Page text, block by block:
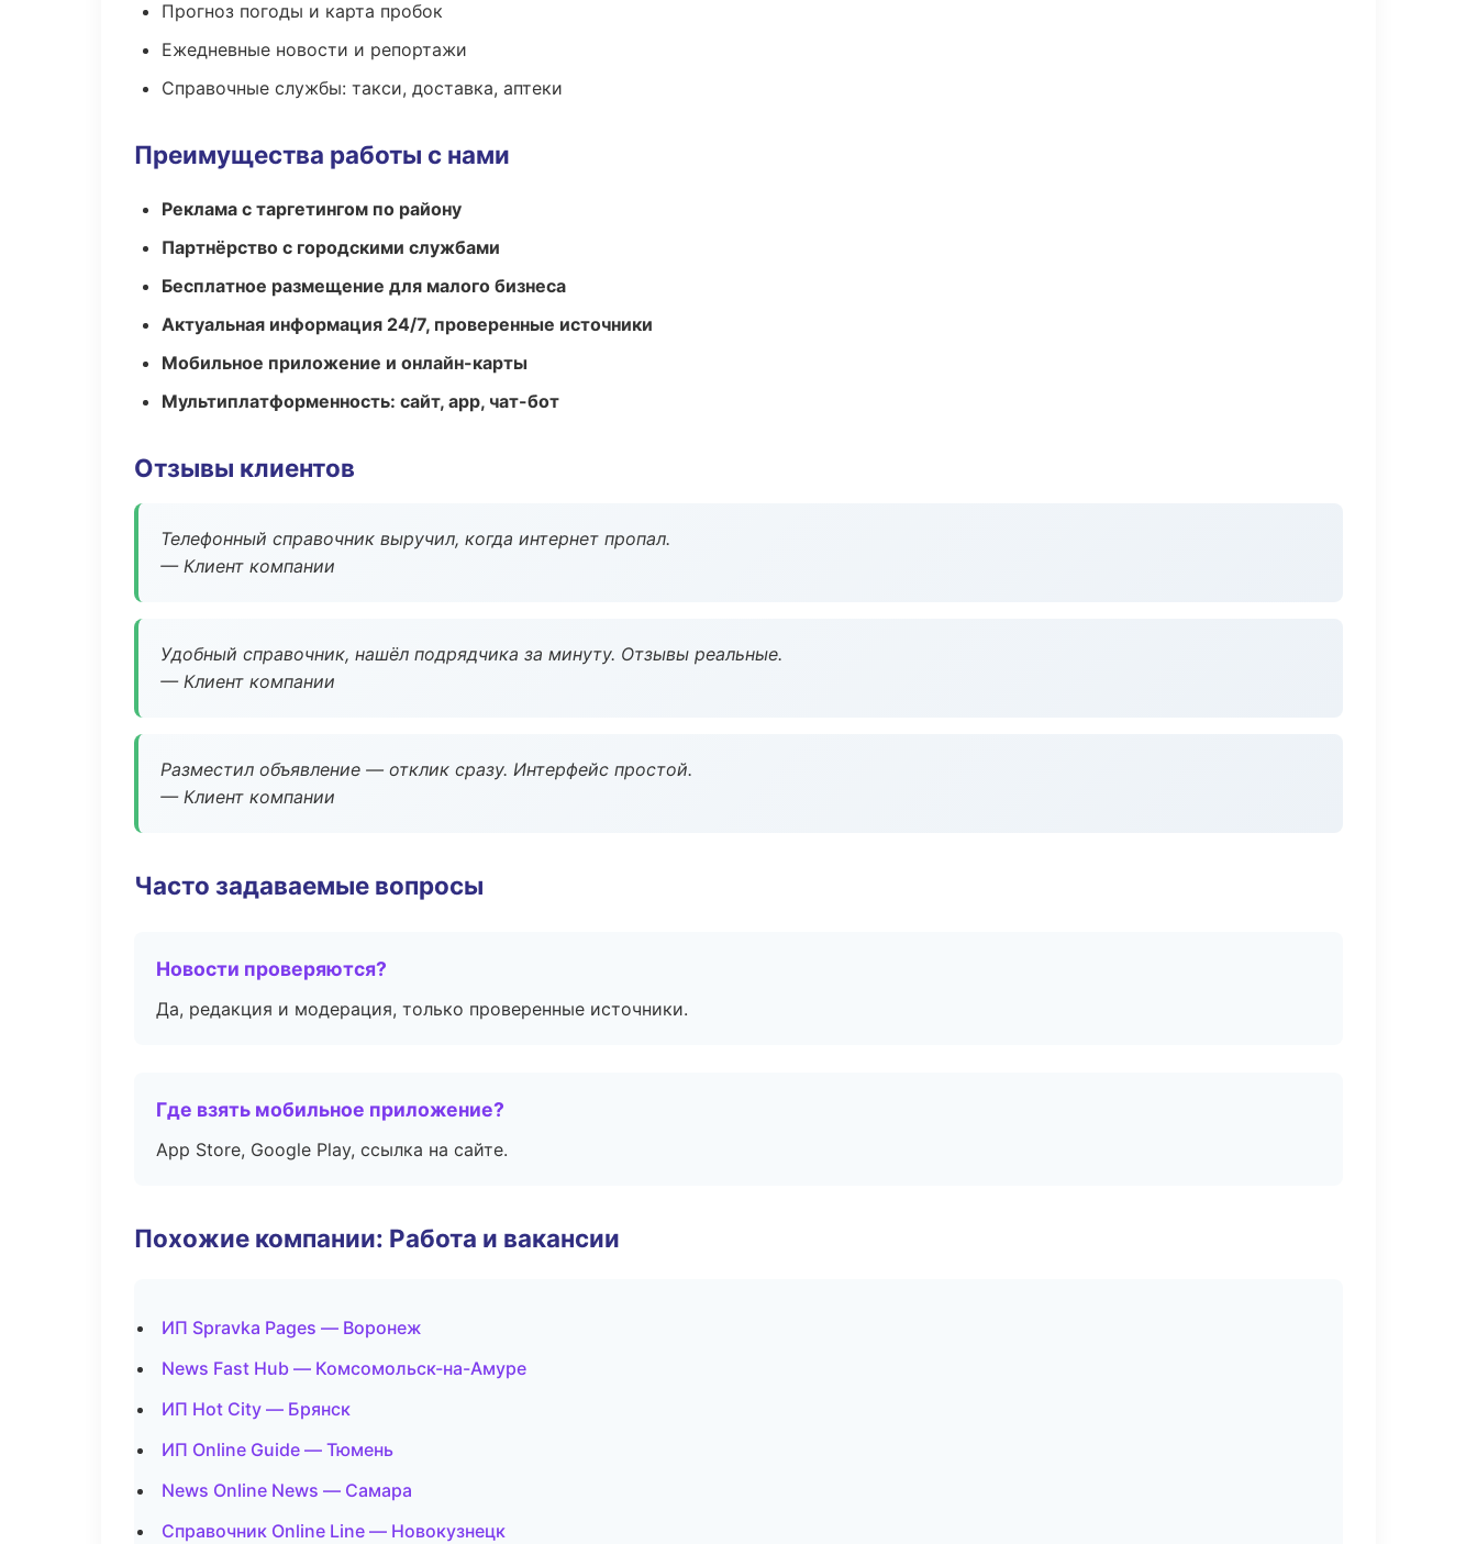
Прогноз погоды и карта пробок
Ежедневные новости и репортажи
Справочные службы: такси, доставка, аптеки
Преимущества работы с нами
Реклама с таргетингом по району
Партнёрство с городскими службами
Бесплатное размещение для малого бизнеса
Актуальная информация 24/7, проверенные источники
Мобильное приложение и онлайн-карты
Мультиплатформенность: сайт, app, чат-бот
Отзывы клиентов
Телефонный справочник выручил, когда интернет пропал.
— Клиент компании
Удобный справочник, нашёл подрядчика за минуту. Отзывы реальные.
— Клиент компании
Разместил объявление — отклик сразу. Интерфейс простой.
— Клиент компании
Часто задаваемые вопросы
Новости проверяются?
Да, редакция и модерация, только проверенные источники.
Где взять мобильное приложение?
App Store, Google Play, ссылка на сайте.
Похожие компании: Работа и вакансии
ИП Spravka Pages — Воронеж
News Fast Hub — Комсомольск-на-Амуре
ИП Hot City — Брянск
ИП Online Guide — Тюмень
News Online News — Самара
Справочник Online Line — Новокузнецк